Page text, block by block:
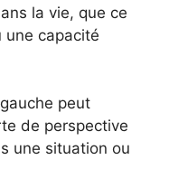
la vie, que ce
une capacité
peut
de perspective
une situation ou